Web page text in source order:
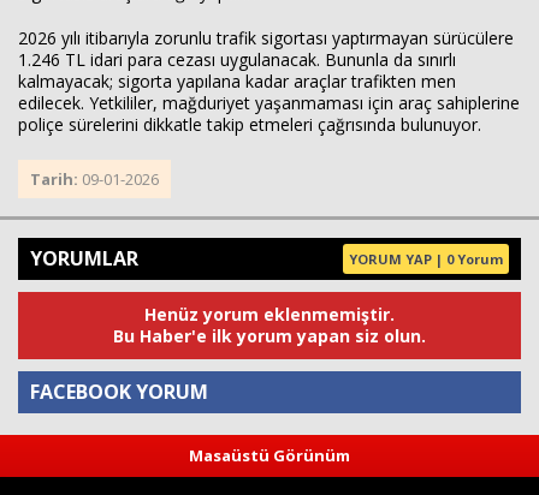
2026 yılı itibarıyla zorunlu trafik sigortası yaptırmayan sürücülere
1.246 TL idari para cezası uygulanacak. Bununla da sınırlı
kalmayacak; sigorta yapılana kadar araçlar trafikten men
edilecek. Yetkililer, mağduriyet yaşanmaması için araç sahiplerine
poliçe sürelerini dikkatle takip etmeleri çağrısında bulunuyor.
Tarih: 09-01-2026
YORUMLAR YORUM YAP | 0 Yorum
Henüz yorum eklenmemiştir.
Bu Haber'e ilk yorum yapan siz olun.
FACEBOOK YORUM
Yorum
Masaüstü Görünüm